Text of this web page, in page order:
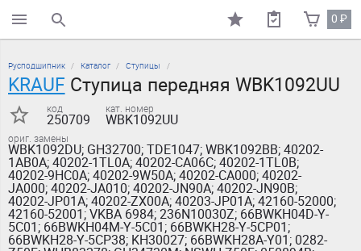
поиск по каталогу 0₽
Русподшипник Каталог Ступицы
KRAUF Ступица передняя WBK1092UU
код
250709
кат. номер
WBK1092UU
ориг. замены
WBK1092DU; GH32700; TDE1047; WBK1092BB; 40202-
1AB0A; 40202-1TL0A; 40202-CA06C; 40202-1TL0B;
40202-9HC0A; 40202-9W50A; 40202-CA000; 40202-
JA000; 40202-JA010; 40202-JN90A; 40202-JN90B;
40202-JP01A; 40202-ZX00A; 40203-JP01A; 42160-52000;
42160-52001; VKBA 6984; 236N10030Z; 66BWKH04D-Y-
5C01; 66BWKH04M-Y-5C01; 66BWKH28-Y-5CP01;
66BWKH28-Y-5CP38; KH30027; 66BWKH28A-Y01; 0282-